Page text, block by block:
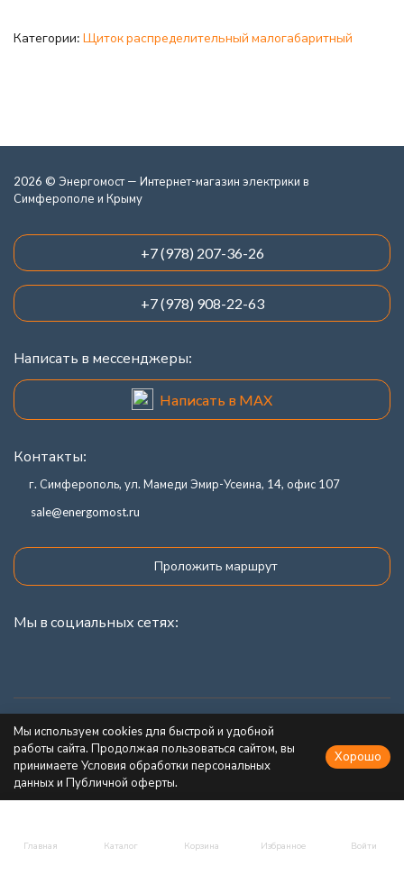
Категории: Щиток распределительный малогабаритный
Главная Каталог Корзина Избранное Войти
2026 © Энергомост — Интернет-магазин электрики в
Симферополе и Крыму
+7 (978) 207-36-26
+7 (978) 908-22-63
Написать в мессенджеры:
Написать в MAX
Контакты:
г. Симферополь, ул. Мамеди Эмир-Усеина, 14, офис 107
sale@energomost.ru
Проложить маршрут
Мы в социальных сетях:
Каталог товаров
Информация
Мы используем cookies для быстрой и удобной
работы сайта. Продолжая пользоваться сайтом, вы
принимаете Условия обработки персональных
данных и Публичной оферты.
Хорошо